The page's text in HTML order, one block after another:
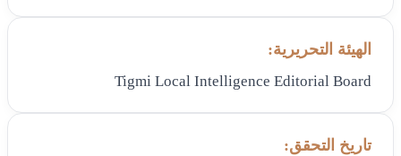
الهيئة التحريرية:
Tigmi Local Intelligence Editorial Board
تاريخ التحقق: